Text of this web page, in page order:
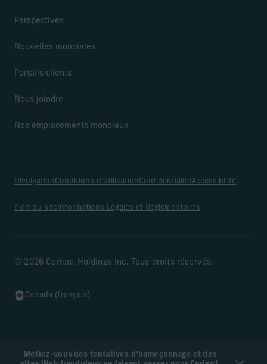
Méfiez-vous des tentatives d’hameçonnage et des
Perspectives
Nouvelles mondiales
Portails clients
Nous joindre
Nos emplacements mondiaux
DivulgationConditions d’utilisationConfidentialitéAccessibilité
Plan du site Informations Légales et Réglementaires
© 2026 Corient Holdings Inc. Tous droits réservés.
Canada (français)